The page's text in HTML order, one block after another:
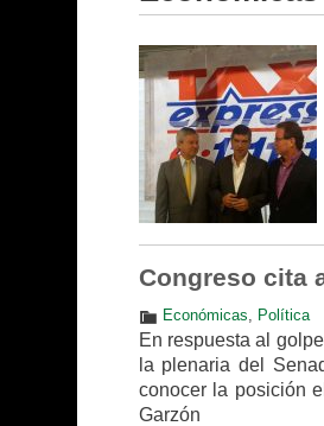
Congreso cita
Económicas, Política
En respuesta al
la plenaria del
conocer la posición
Garzón